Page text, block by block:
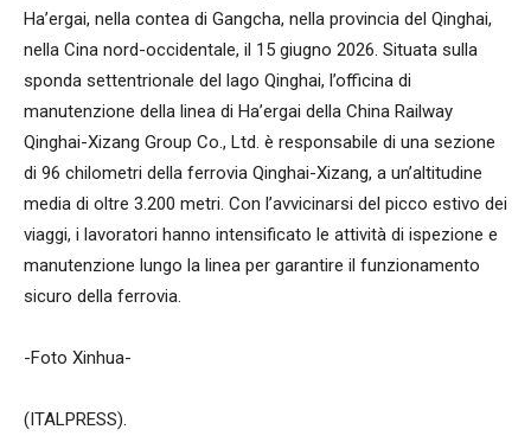
Ha’ergai, nella contea di Gangcha, nella provincia del Qinghai,
nella Cina nord-occidentale, il 15 giugno 2026. Situata sulla
sponda settentrionale del lago Qinghai, l’officina di
manutenzione della linea di Ha’ergai della China Railway
Qinghai-Xizang Group Co., Ltd. è responsabile di una sezione
di 96 chilometri della ferrovia Qinghai-Xizang, a un’altitudine
media di oltre 3.200 metri. Con l’avvicinarsi del picco estivo dei
viaggi, i lavoratori hanno intensificato le attività di ispezione e
manutenzione lungo la linea per garantire il funzionamento
sicuro della ferrovia.
-Foto Xinhua-
(ITALPRESS).